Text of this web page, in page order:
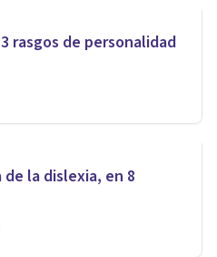
rasgos de personalidad
la dislexia, en 8